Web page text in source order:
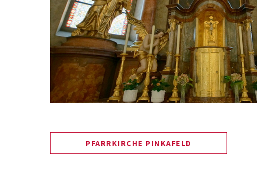
PFARRKIRCHE PINKAFELD